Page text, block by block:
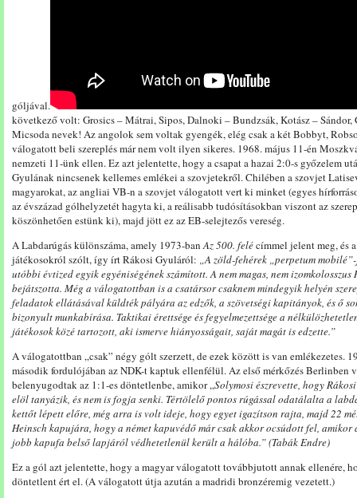
góljával.
következő volt: Grosics – Mátrai, Sipos, Dalnoki – Bundzsák, Kotász – Sándor,
Micsoda nevek! Az angolok sem voltak gyengék, elég csak a két Bobbyt,
válogatott beli szereplés már nem volt ilyen sikeres. 1968. május 11-én
nemzeti 11-ünk ellen. Ez azt jelentette, hogy a csapat a hazai 2:0-s győzelem
Gyulának nincsenek kellemes emlékei a szovjetekről. Chilében a szovjet
magyarokat, az angliai VB-n a szovjet válogatott vert ki minket (egyes
az évszázad gólhelyzetét hagyta ki, a reálisabb tudósításokban viszont az
köszönhetően estünk ki), majd jött ez az EB-selejtezős vereség.
A Labdarúgás különszáma, amely 1973-banAz 500. felécímmel jelent meg, és
játékosokról szólt, így írt Rákosi Gyuláról: „A zöld-fehérek „perpetum
utóbbi évtized egyik egyéniségének számított. A nem magas, nem izomkolosszus
bejátszotta. Még a válogatottban is a csatársor csaknem mindegyik helyén
feladatok ellátásával küldték pályára az edzők, a szövetségi kapitányok, és ő
bizonyult munkabírása. Taktikai érettsége és fegyelmezettsége a
játékosok közé tartozott, aki ismerve hiányosságait, saját magát is edzette.”
A válogatottban „csak” négy gólt szerzett, de ezek között is van emlékezetes.
második fordulójában az NDK-t kaptuk ellenfélül. Az első mérkőzés Berlinben
belenyugodtak az 1:1-es döntetlenbe, amikor „Solymosi észrevette, hogy
elöl tanyázik, és nem is fogja senki. Tértölelő pontos rúgással odatálalta a
kettőt lépett előre, még arra is volt ideje, hogy egyet igazítson rajta, majd 22
Heinsch kapujára, hogy a német kapuvédő már csak akkor ocsúdott fel,
jobb kapufa belső lapjáról védhetetlenül került a hálóba.” (Tabák Endre)
Ez a gól azt jelentette, hogy a magyar válogatott továbbjutott annak ellenére,
döntetlent ért el. (A válogatott útja azután a madridi bronzéremig vezetett.)